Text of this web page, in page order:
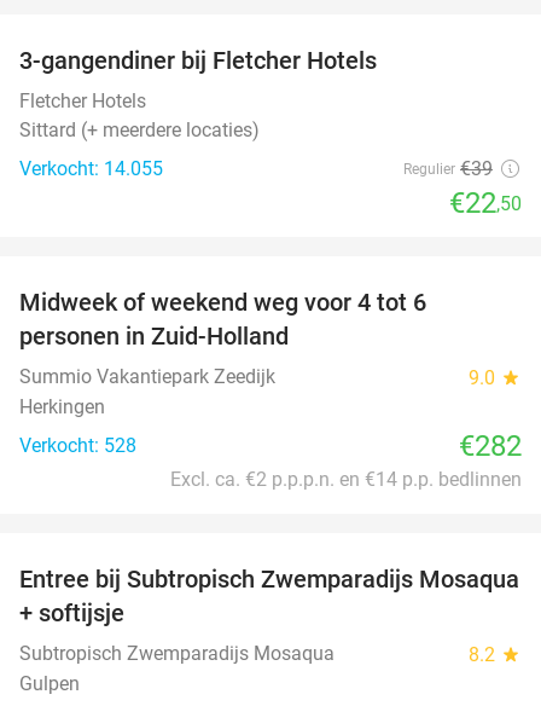
3-gangendiner bij Fletcher Hotels
Fletcher Hotels
Sittard (+ meerdere locaties)
Verkocht: 14.055
Regulier €39
€22,50
Midweek of weekend weg voor 4 tot 6
personen in Zuid-Holland
Summio Vakantiepark Zeedijk 9.0 star
Herkingen
Verkocht: 528
€282
Excl. ca. €2 p.p.p.n. en €14 p.p. bedlinnen
25%
Entree bij Subtropisch Zwemparadijs Mosaqua
+ softijsje
Subtropisch Zwemparadijs Mosaqua 8.2 star
Gulpen